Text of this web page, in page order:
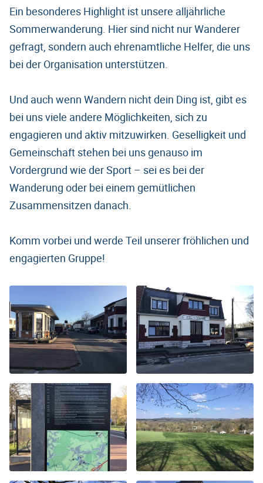
Ein besonderes Highlight ist unsere alljährliche
Sommerwanderung. Hier sind nicht nur Wanderer
gefragt, sondern auch ehrenamtliche Helfer, die uns
bei der Organisation unterstützen.
Und auch wenn Wandern nicht dein Ding ist, gibt es
bei uns viele andere Möglichkeiten, sich zu
engagieren und aktiv mitzuwirken. Geselligkeit und
Gemeinschaft stehen bei uns genauso im
Vordergrund wie der Sport – sei es bei der
Wanderung oder bei einem gemütlichen
Zusammensitzen danach.
Komm vorbei und werde Teil unserer fröhlichen und
engagierten Gruppe!